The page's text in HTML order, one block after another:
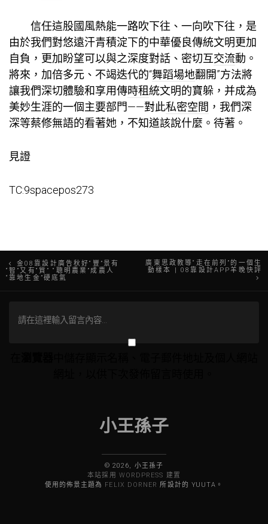
信任這股國風熱能一路吹下往、一向吹下往，是
由於我們對悠遠汗青積淀下的中華優良傳統文明更加
自負，更加盼望可以與之深度對話、密切互交流動。
將來，加倍多元、不竭迭代的“舞蹈場地翻開”方法將
讓我們深切體驗和享用傳時租統文明的寶躲，并成為
美妙生涯的一個主要部門——對此私密空間 ，我們深
深等蔡修無語的看著她，不知道該說什麼。待著。
見證
TC:9spacepos273
文
章
導
金08靠設計廣告秋好“豐”景有
“智”又有“質” “聰明農業”成農人
“靠地生金”硬底氣
廣東思政教導“走在前列”的一個生
動樣本 | 08靠設計APP羊晚快評
小王孫子
© 2026, 小王孫子
本站採用 WORDPRESS 建置
使用的佈景主題為
FELIX DORNER 所設計的 YUUTA。